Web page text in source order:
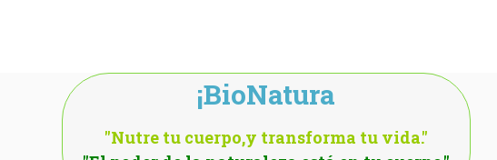
¡BioNatura
"Nutre tu cuerpo,y transforma tu vida."